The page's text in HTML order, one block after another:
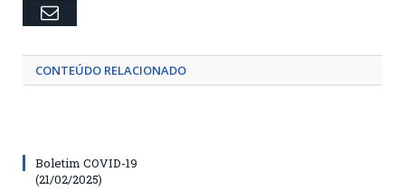
Email
CONTEÚDO RELACIONADO
Boletim COVID-19
(21/02/2025)